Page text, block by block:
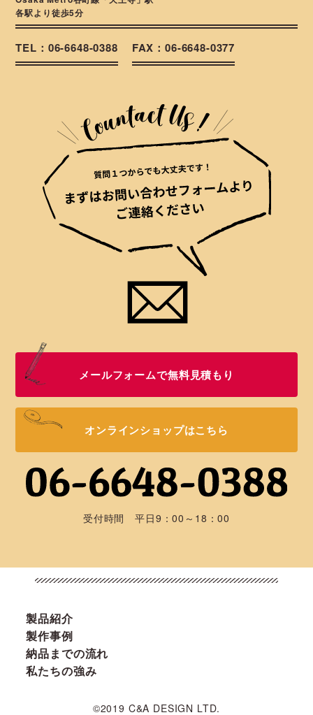
各駅より徒歩5分
TEL：06-6648-0388 FAX：06-6648-0377
メールフォームで無料見積もり
オンラインショップはこちら
受付時間 平日9：00～18：00
製品紹介
製作事例
納品までの流れ
私たちの強み
©2019 C&A DESIGN LTD.